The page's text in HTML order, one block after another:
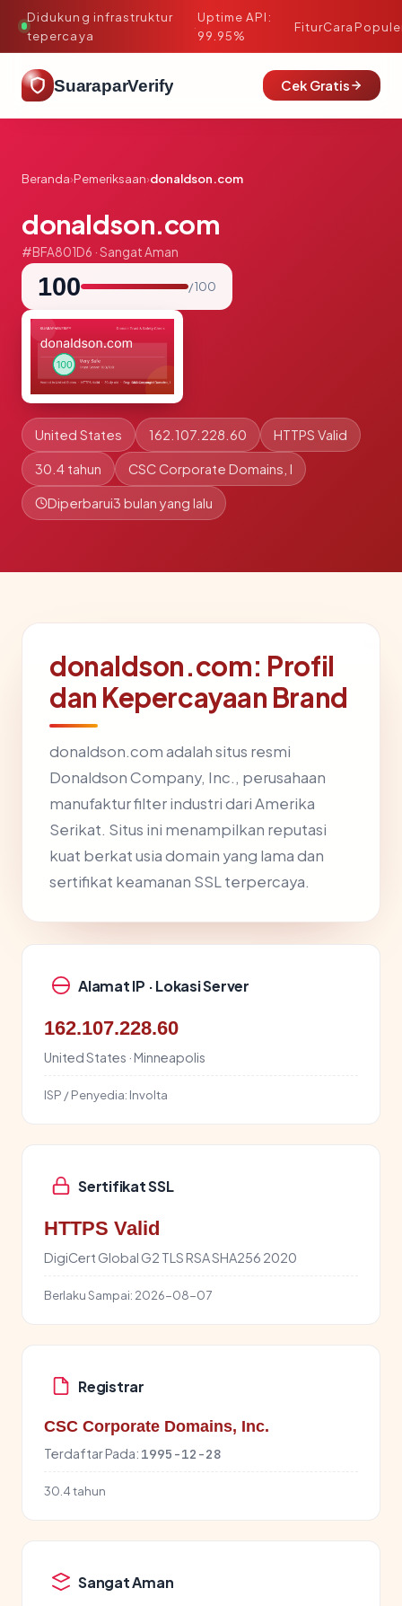
Didukung infrastruktur
tepercaya
·
Uptime API:
99.95%
FiturCara
SuaraparVerify Cek Gratis
Beranda›Pemeriksaan›donaldson.com
donaldson.com
#BFA801D6 · Sangat Aman
100 / 100
United States 162.107.228.60 HTTPS Valid
30.4 tahun CSC Corporate Domains, I
Diperbarui3 bulan yang lalu
donaldson.com: Profil
dan Kepercayaan Brand
donaldson.com adalah situs resmi
Donaldson Company, Inc., perusahaan
manufaktur filter industri dari Amerika
Serikat. Situs ini menampilkan reputasi
kuat berkat usia domain yang lama dan
sertifikat keamanan SSL terpercaya.
Alamat IP · Lokasi Server
162.107.228.60
United States · Minneapolis
ISP / Penyedia: Involta
Sertifikat SSL
HTTPS Valid
DigiCert Global G2 TLS RSA SHA256 2020
Berlaku Sampai: 2026-08-07
Registrar
CSC Corporate Domains, Inc.
Terdaftar Pada: 1995-12-28
30.4 tahun
Sangat Aman